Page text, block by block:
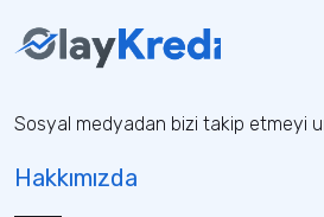
Sosyal medyadan bizi takip etmeyi
Hakkımızda